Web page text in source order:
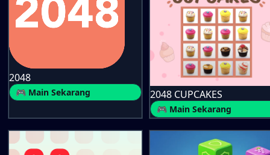
2048
🎮 Main Sekarang 2048 CUPCAKES
🎮 Main Sekarang